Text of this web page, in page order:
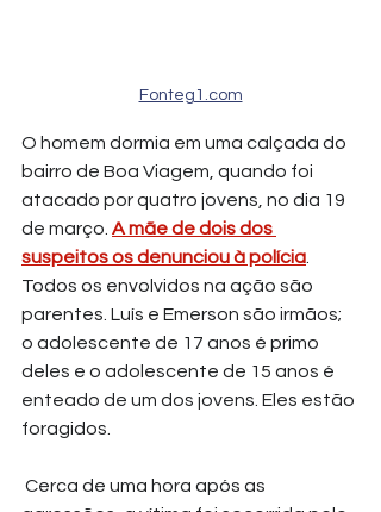
Fonteg1.com
O homem dormia em uma calçada do
bairro de Boa Viagem, quando foi
atacado por quatro jovens, no dia 19
de março. A mãe de dois dos
suspeitos os denunciou à polícia
Todos os envolvidos na ação são
parentes. Luís e Emerson são irmãos;
o adolescente de 17 anos é primo
deles e o adolescente de 15 anos é
enteado de um dos jovens. Eles estão
foragidos.